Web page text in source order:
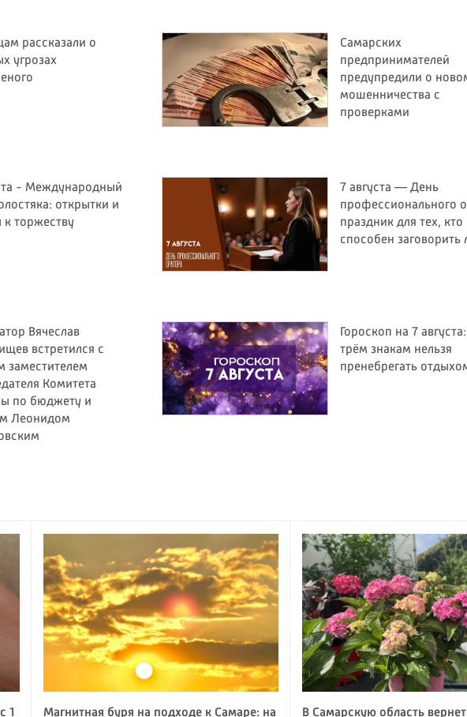
рассказали о
угрозах
Самарских
предпринимателей
предупредили о
мошенничества с
проверками
- Международный
открытки и
к торжеству
7 августа — День
профессионального
праздник для тех, кто
способен заговорить
Вячеслав
встретился с
заместителем
Комитета
по бюджету и
Леонидом
Гороскоп на 7
трём знакам нельзя
пренебрегать
1 Магнитная буря на подходе к Самаре: на В Самарскую область